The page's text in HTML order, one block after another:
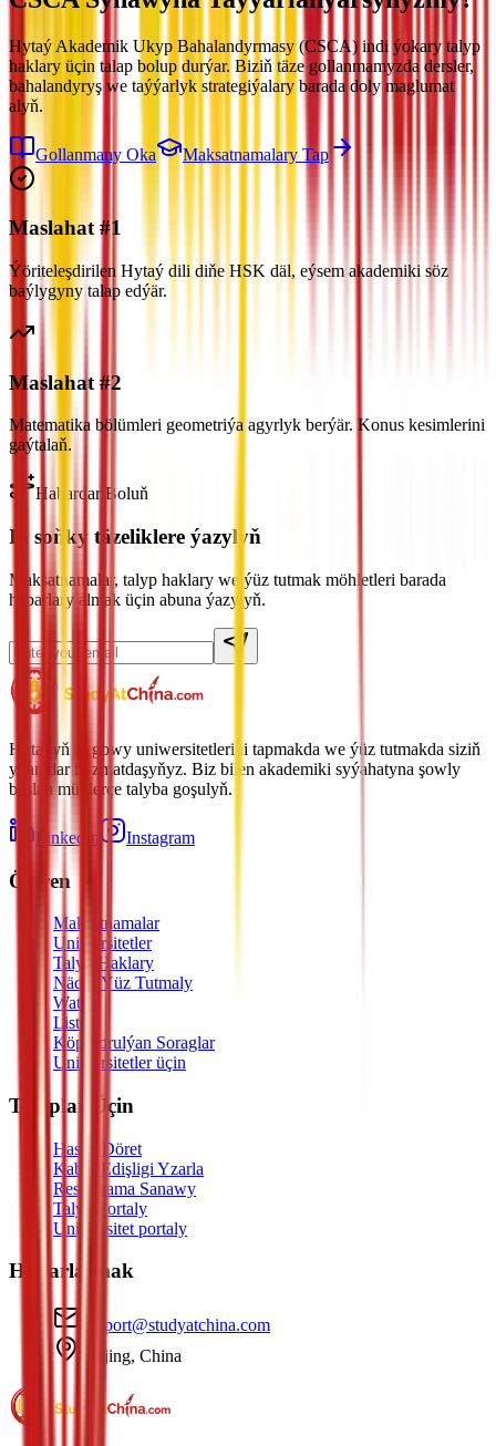
Hytaý Akademik Ukyp Bahalandyrmasy (CSCA) indi ýokary talyp
haklary üçin talap bolup durýar. Biziň täze gollanmamyzda dersler,
bahalandyryş we taýýarlyk strategiýalary barada doly maglumat
alyň.
Gollanmany Oka Maksatnamalary Tap
Maslahat #1
Ýöriteleşdirilen Hytaý dili diňe HSK däl, eýsem akademiki söz
baýlygyny talap edýär.
Maslahat #2
Matematika bölümleri geometriýa agyrlyk berýär. Konus kesimlerini
gaýtalaň.
Habardar Boluň
Iň soňky täzeliklere ýazylyň
Maksatnamalar, talyp haklary we ýüz tutmak möhletleri barada
habarlary almak üçin abuna ýazylyň.
Hytaýyň iň gowy uniwersitetlerini tapmakda we ýüz tutmakda siziň
ynamdar hyzmatdaşyňyz. Biz bilen akademiki syýahatyna şowly
başlan müňlerçe talyba goşulyň.
LinkedIn Instagram
Öwren
Maksatnamalar
Uniwersitetler
Talyp Haklary
Nädip Ýüz Tutmaly
Watch
Listen
Köp Sorulýan Soraglar
Uniwersitetler üçin
Talyplar Üçin
Hasap Döret
Kabul Edişligi Yzarla
Resminama Sanawy
Talyp Portaly
Uniwersitet portaly
Habarlaşmak
support@studyatchina.com
Beijing, China